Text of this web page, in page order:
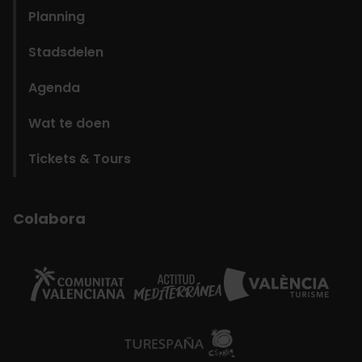
Planning
Stadsdelen
Agenda
Wat te doen
Tickets & Tours
Colabora